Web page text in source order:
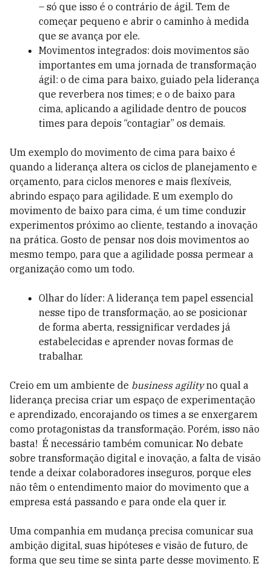
– só que isso é o contrário de ágil. Tem de
começar pequeno e abrir o caminho à medida
que se avança por ele.
Movimentos integrados: dois movimentos são
importantes em uma jornada de transformação
ágil: o de cima para baixo, guiado pela liderança
que reverbera nos times; e o de baixo para
cima, aplicando a agilidade dentro de poucos
times para depois “contagiar” os demais.
Um exemplo do movimento de cima para baixo é
quando a liderança altera os ciclos de planejamento e
orçamento, para ciclos menores e mais flexíveis,
abrindo espaço para agilidade. E um exemplo do
movimento de baixo para cima, é um time conduzir
experimentos próximo ao cliente, testando a inovação
na prática. Gosto de pensar nos dois movimentos ao
mesmo tempo, para que a agilidade possa permear a
organização como um todo.
Olhar do líder: A liderança tem papel essencial
nesse tipo de transformação, ao se posicionar
de forma aberta, ressignificar verdades já
estabelecidas e aprender novas formas de
trabalhar.
Creio em um ambiente de business agilityno qual a
liderança precisa criar um espaço de experimentação
e aprendizado, encorajando os times a se enxergarem
como protagonistas da transformação. Porém, isso não
basta! É necessário também comunicar. No debate
sobre transformação digital e inovação, a falta de visão
tende a deixar colaboradores inseguros, porque eles
não têm o entendimento maior do movimento que a
empresa está passando e para onde ela quer ir.
Uma companhia em mudança precisa comunicar sua
ambição digital, suas hipóteses e visão de futuro, de
forma que seu time se sinta parte desse movimento. E